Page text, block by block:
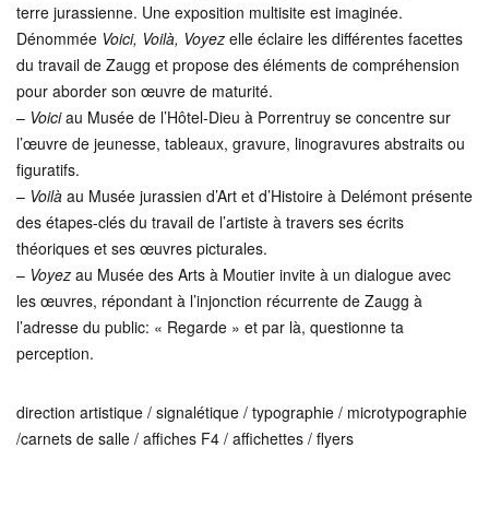
terre jurassienne. Une exposition multisite est imaginée.
Dénommée Voici, Voilà, Voyez elle éclaire les différentes facettes
du travail de Zaugg et propose des éléments de compréhension
pour aborder son œuvre de maturité.
– Voiciau Musée de l’Hôtel-Dieu à Porrentruy se concentre sur
l’œuvre de jeunesse, tableaux, gravure, linogravures abstraits ou
figuratifs.
– Voilà au Musée jurassien d’Art et d’Histoire à Delémont présente
des étapes-clés du travail de l’artiste à travers ses écrits
théoriques et ses œuvres picturales.
– Voyez au Musée des Arts à Moutier invite à un dialogue avec
les œuvres, répondant à l’injonction récurrente de Zaugg à
l’adresse du public: « Regarde » et par là, questionne ta
perception.
direction artistique / signalétique / typographie / microtypographie
/carnets de salle / affiches F4 / affichettes / flyers